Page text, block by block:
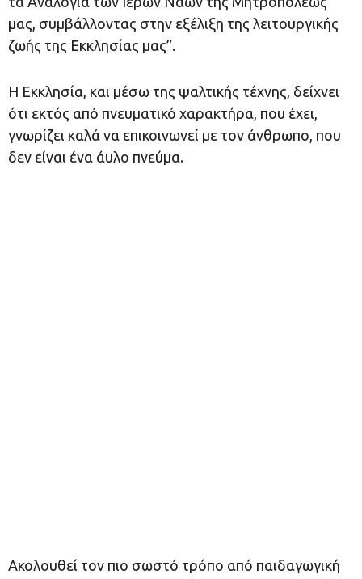
μας, συμ­βάλ­λον­τας στην εξέ­λι­ξη της λει­τουρ­γι­κής
ζω­ής της Εκ­κλη­σί­ας μας”.
Η Εκκλησία, και μέσω της ψαλτικής τέχνης, δείχνει
ότι εκτός από πνευματικό χαρακτήρα, που έχει,
γνωρίζει καλά να επικοινωνεί με τον άνθρωπο, που
δεν είναι ένα άυλο πνεύμα.
Ακολουθεί τον πιο σωστό τρόπο από παιδαγωγική